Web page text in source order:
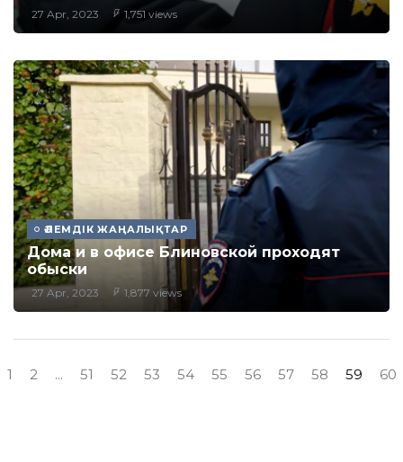
27 Apr, 2023 1,751 views
ӘЛЕМДІК ЖАҢАЛЫҚТАР
Дома и в офисе Блиновской проходят
обыски
27 Apr, 2023 1,877 views
1 2 ... 51 52 53 54 55 56 57 58 59 60